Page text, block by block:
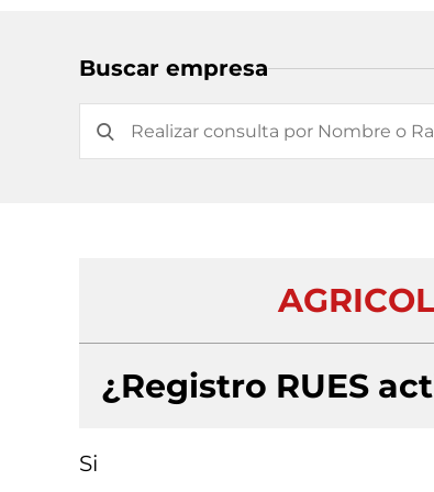
Buscar empresa
¿Registro RUES
Si